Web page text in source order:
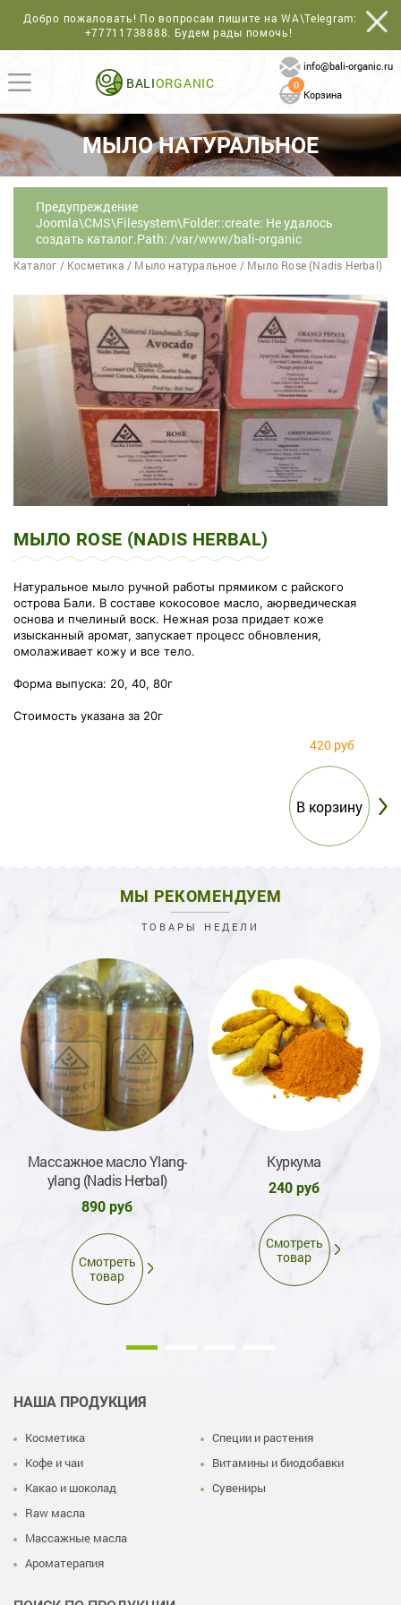
Добро пожаловать! По вопросам пишите на WA\Telegram:
+77711738888. Будем рады помочь!
BALIORGANIC
info@bali-organic.ru
0
Корзина
МЫЛО НАТУРАЛЬНОЕ
Предупреждение
Joomla\CMS\Filesystem\Folder::create: Не удалось
создать каталог.Path: /var/www/bali-organic
Каталог / Косметика / Мыло натуральное / Мыло Rose (Nadis Herbal)
МЫЛО ROSE (NADIS HERBAL)
Натуральное мыло ручной работы прямиком с райского
острова Бали. В составе кокосовое масло, аюрведическая
основа и пчелиный воск. Нежная роза придает коже
изысканный аромат, запускает процесс обновления,
омолаживает кожу и все тело.
Форма выпуска: 20, 40, 80г
Стоимость указана за 20г
420 руб
МЫ РЕКОМЕНДУЕМ
ТОВАРЫ НЕДЕЛИ
Массажное масло Ylang-
ylang (Nadis Herbal)
890 руб
Смотреть
товар
Куркума
240 руб
Смотреть
товар
НАША ПРОДУКЦИЯ
Косметика
Кофе и чаи
Какао и шоколад
Raw масла
Массажные масла
Ароматерапия
Специи и растения
Витамины и биодобавки
Сувениры